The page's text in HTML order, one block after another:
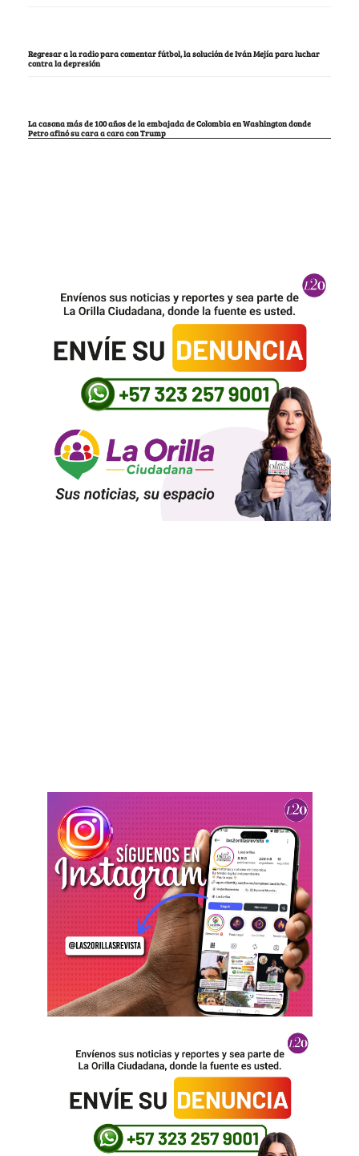
Regresar a la radio para comentar fútbol, la solución de Iván Mejía para luchar
contra la depresión
La casona más de 100 años de la embajada de Colombia en Washington donde
Petro afinó su cara a cara con Trump